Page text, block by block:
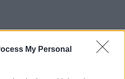
My Personal